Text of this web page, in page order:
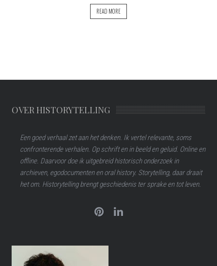
READ MORE
OVER HISTORYTELLING
Een goed verhaal zet aan het denken. Ik vertel relevante, soms
confronterende verhalen. Op schrift en in beeld en geluid. Online en
offline. Daarvoor doe ik uitgebreid historisch onderzoek in
archieven, egodocumenten en oral history. Storytelling, daar draait
het om. Historytelling brengt geschiedenis ter sprake en tot leven.